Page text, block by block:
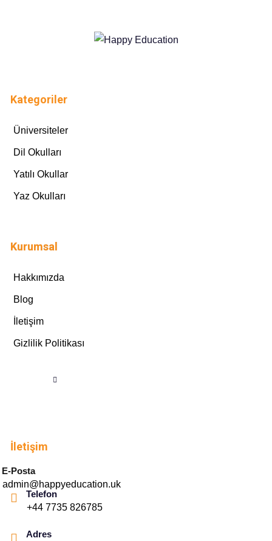
Kategoriler
Üniversiteler
Dil Okulları
Yatılı Okullar
Yaz Okulları
Kurumsal
Hakkımızda
Blog
İletişim
Gizlilik Politikası
İletişim
E-Posta
admin@happyeducation.uk
Telefon
+44 7735 826785
Adres